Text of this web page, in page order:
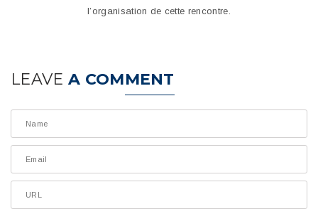
l’organisation de cette rencontre.
LEAVE A COMMENT